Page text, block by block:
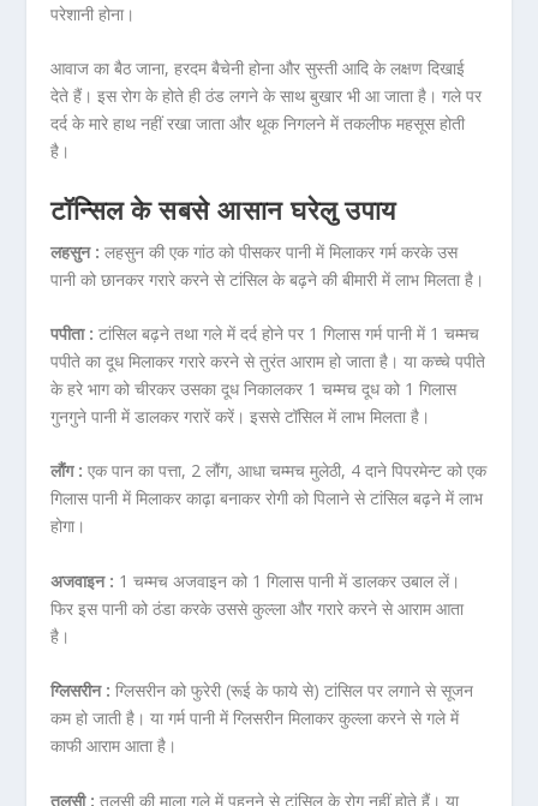
परेशानी होना।
आवाज का बैठ जाना, हरदम बैचेनी होना और सुस्ती आदि के लक्षण दिखाई
देते हैं। इस रोग के होते ही ठंड लगने के साथ बुखार भी आ जाता है। गले पर
दर्द के मारे हाथ नहीं रखा जाता और थूक निगलने में तकलीफ महसूस होती
है।
टॉन्सिल के सबसे आसान घरेलु उपाय
लहसुन : लहसुन की एक गांठ को पीसकर पानी में मिलाकर गर्म करके उस
पानी को छानकर गरारे करने से टांसिल के बढ़ने की बीमारी में लाभ मिलता है।
पपीता : टांसिल बढ़ने तथा गले में दर्द होने पर 1 गिलास गर्म पानी में 1 चम्मच
पपीते का दूध मिलाकर गरारे करने से तुरंत आराम हो जाता है। या कच्चे पपीते
के हरे भाग को चीरकर उसका दूध निकालकर 1 चम्मच दूध को 1 गिलास
गुनगुने पानी में डालकर गरारें करें। इससे टॉसिल में लाभ मिलता है।
लौंग : एक पान का पत्ता, 2 लौंग, आधा चम्मच मुलेठी, 4 दाने पिपरमेन्ट को एक
गिलास पानी में मिलाकर काढ़ा बनाकर रोगी को पिलाने से टांसिल बढ़ने में लाभ
होगा।
अजवाइन : 1 चम्मच अजवाइन को 1 गिलास पानी में डालकर उबाल लें।
फिर इस पानी को ठंडा करके उससे कुल्ला और गरारे करने से आराम आता
है।
ग्लिसरीन : ग्लिसरीन को फुरेरी (रूई के फाये से) टांसिल पर लगाने से सूजन
कम हो जाती है। या गर्म पानी में ग्लिसरीन मिलाकर कुल्ला करने से गले में
काफी आराम आता है।
तुलसी : तुलसी की माला गले में पहनने से टांसिल के रोग नहीं होते हैं। या